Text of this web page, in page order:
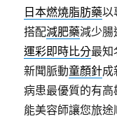
日本燃燒脂肪藥以
搭配減肥藥減少腸
運彩即時比分最知
新聞脈動童顏針成
病患最優質的有高
能美容師讓您旅